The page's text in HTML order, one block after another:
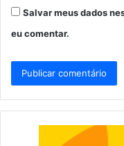
Salvar meus dados
eu comentar.